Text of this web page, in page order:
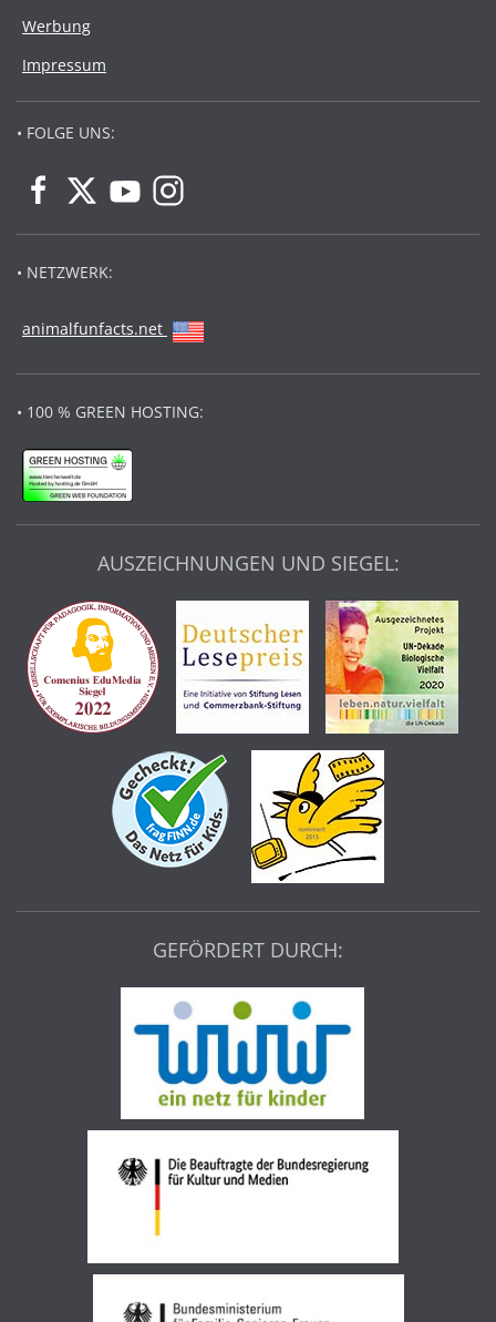
Werbung
Impressum
• FOLGE UNS:
• NETZWERK:
animalfunfacts.net
• 100 % GREEN HOSTING:
AUSZEICHNUNGEN UND SIEGEL:
GEFÖRDERT DURCH: